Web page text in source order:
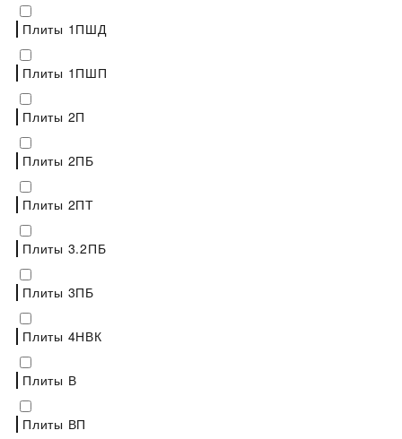
Плиты 1ПШД
Плиты 1ПШП
Плиты 2П
Плиты 2ПБ
Плиты 2ПТ
Плиты 3.2ПБ
Плиты 3ПБ
Плиты 4НВК
Плиты В
Плиты ВП